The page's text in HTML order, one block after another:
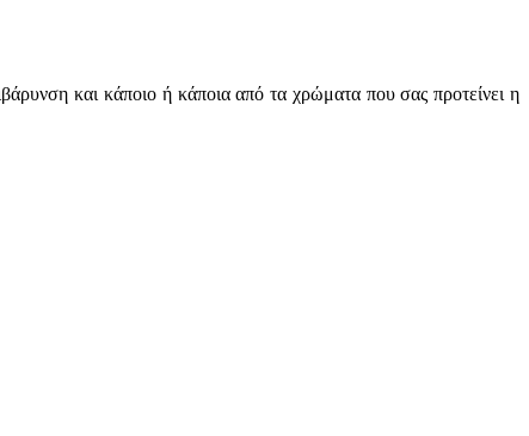
και κάποιο ή κάποια από τα χρώματα που σας προτείνει η